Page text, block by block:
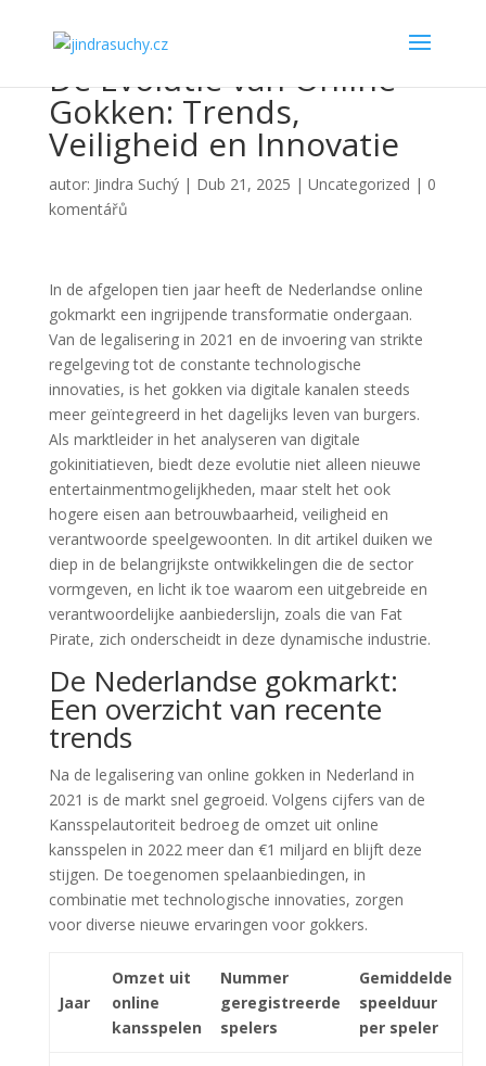
De Evolutie van Online
Gokken: Trends,
Veiligheid en Innovatie
autor: Jindra Suchý| Dub 21, 2025 | Uncategorized | 0
komentářů
In de afgelopen tien jaar heeft de Nederlandse online
gokmarkt een ingrijpende transformatie ondergaan.
Van de legalisering in 2021 en de invoering van strikte
regelgeving tot de constante technologische
innovaties, is het gokken via digitale kanalen steeds
meer geïntegreerd in het dagelijks leven van burgers.
Als marktleider in het analyseren van digitale
gokinitiatieven, biedt deze evolutie niet alleen nieuwe
entertainmentmogelijkheden, maar stelt het ook
hogere eisen aan betrouwbaarheid, veiligheid en
verantwoorde speelgewoonten. In dit artikel duiken we
diep in de belangrijkste ontwikkelingen die de sector
vormgeven, en licht ik toe waarom een uitgebreide en
verantwoordelijke aanbiederslijn, zoals die van Fat
Pirate, zich onderscheidt in deze dynamische industrie.
De Nederlandse gokmarkt:
Een overzicht van recente
trends
Na de legalisering van online gokken in Nederland in
2021 is de markt snel gegroeid. Volgens cijfers van de
Kansspelautoriteit bedroeg de omzet uit online
kansspelen in 2022 meer dan €1 miljard en blijft deze
stijgen. De toegenomen spelaanbiedingen, in
combinatie met technologische innovaties, zorgen
voor diverse nieuwe ervaringen voor gokkers.
Jaar
Omzet uit
online
kansspelen
Nummer
geregistreerde
spelers
Gemiddelde
speelduur
per speler